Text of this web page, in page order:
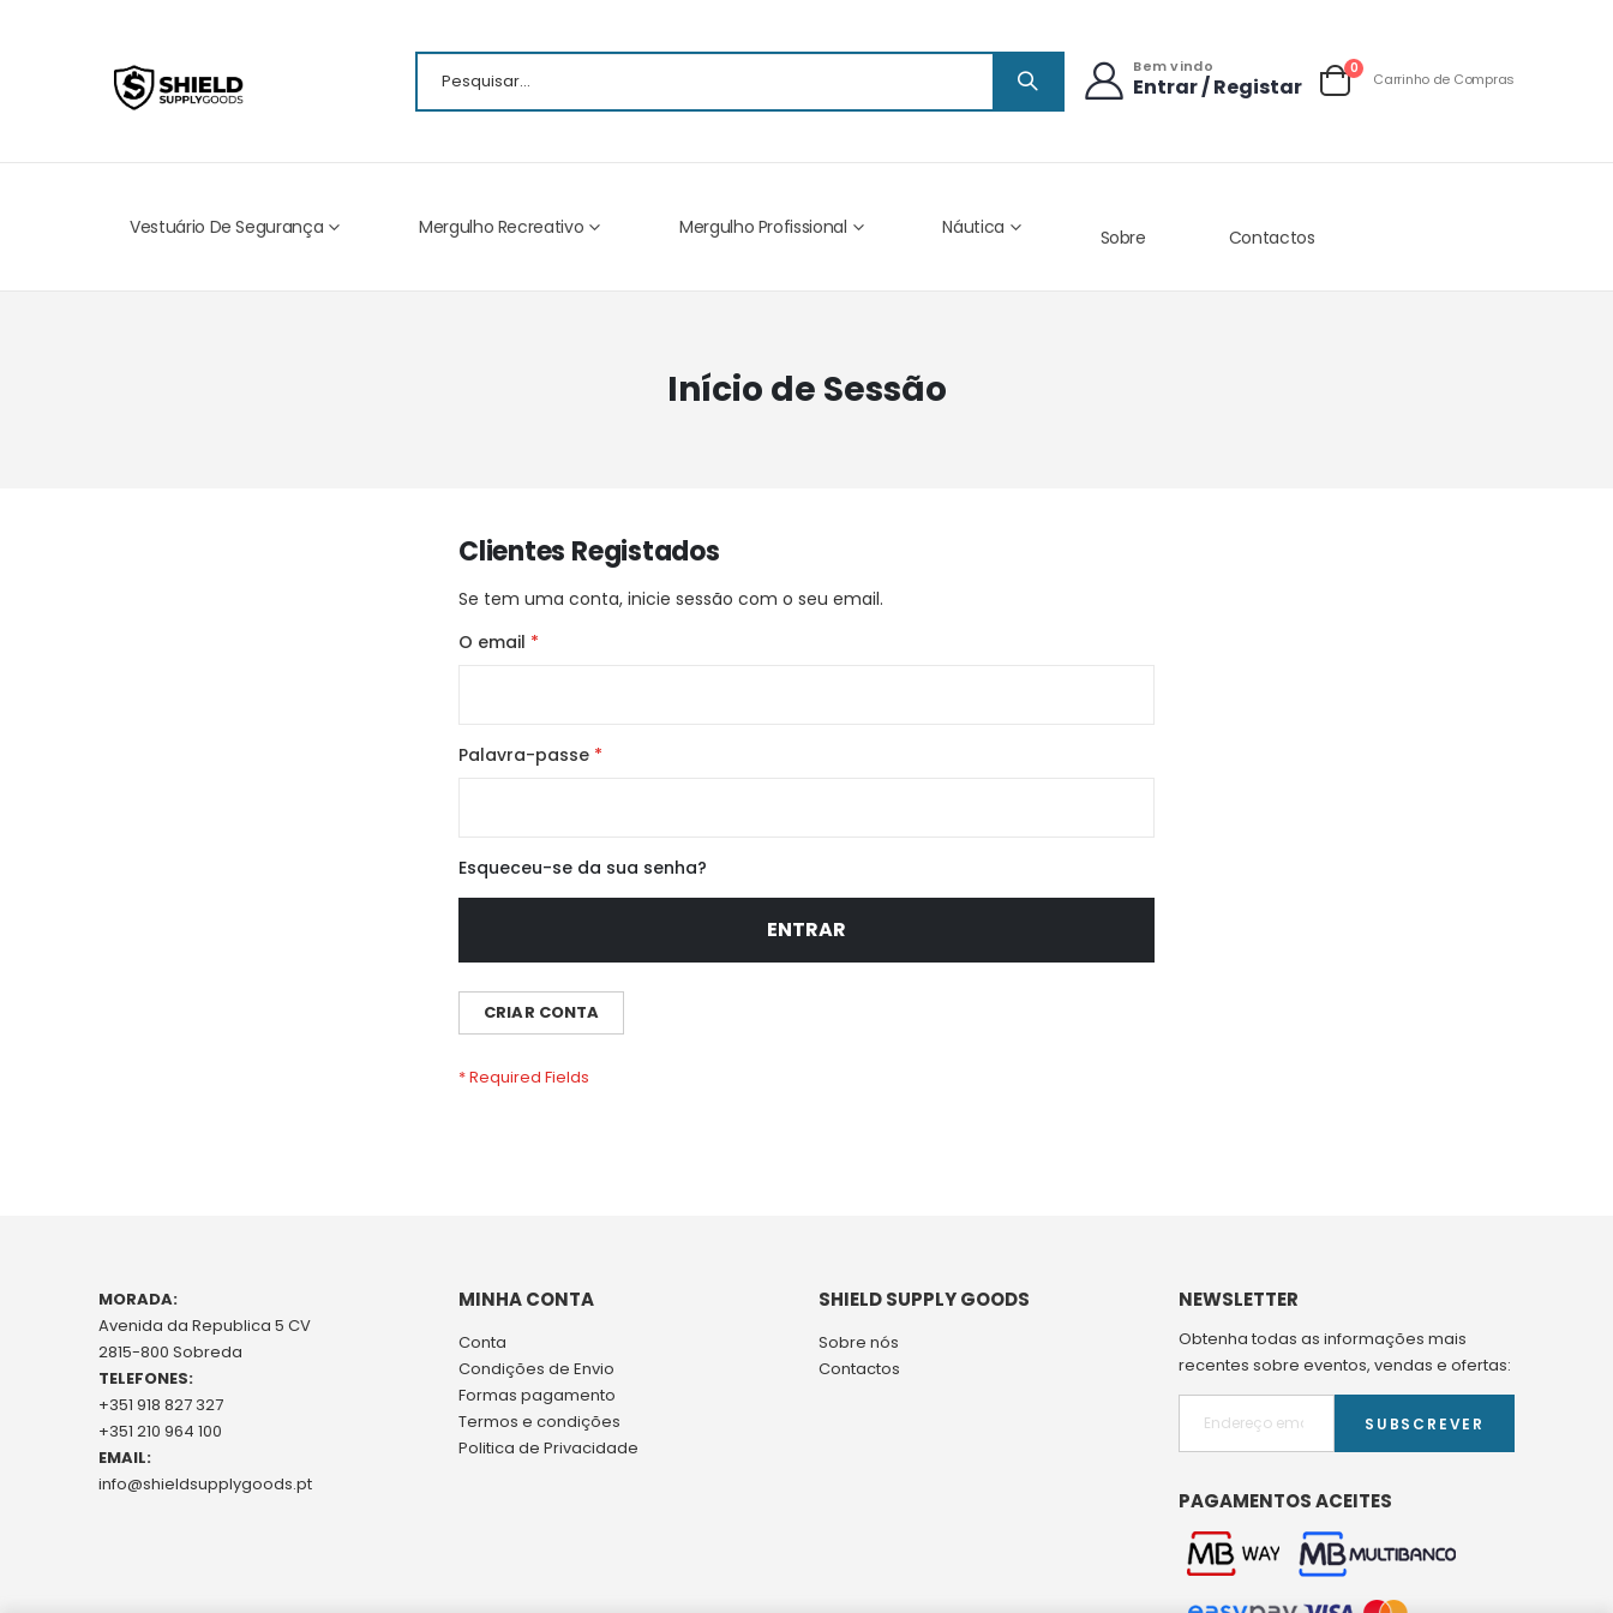
Bem vindo
Entrar / Registar Carrinho
0items
Carrinho de Compras
Vestuário De Segurança Mergulho Recreativo Mergulho Profissional Náutica Sobre Contactos
Início de Sessão
Clientes Registados
Se tem uma conta, inicie sessão com o seu email.
O email
Palavra-passe
Esqueceu-se da sua senha?
ENTRAR
CRIAR CONTA
MORADA:
Avenida da Republica 5 CV
2815-800 Sobreda
TELEFONES:
+351 918 827 327
+351 210 964 100
EMAIL:
info@shieldsupplygoods.pt
MINHA CONTA
Conta
Condições de Envio
Formas pagamento
Termos e condições
Politica de Privacidade
SHIELD SUPPLY GOODS
Sobre nós
Contactos
NEWSLETTER
Obtenha todas as informações mais
recentes sobre eventos, vendas e ofertas:
SUBSCREVER
PAGAMENTOS ACEITES